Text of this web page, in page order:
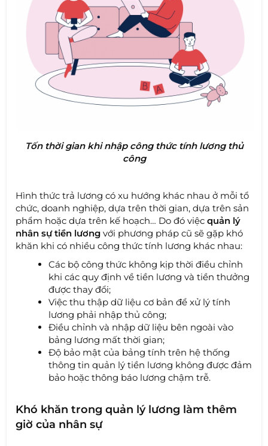
Tốn thời gian khi nhập công thức tính lương thủ
công
Hình thức trả lương có xu hướng khác nhau ở mỗi tổ
chức, doanh nghiệp, dựa trên thời gian, dựa trên sản
phẩm hoặc dựa trên kế hoạch… Do đó việc quản lý
nhân sự tiền lươngvới phương pháp cũ sẽ gặp khó
khăn khi có nhiều công thức tính lương khác nhau:
Các bộ công thức không kịp thời điều chỉnh
khi các quy định về tiền lương và tiền thưởng
được thay đổi;
Việc thu thập dữ liệu cơ bản để xử lý tính
lương phải nhập thủ công;
Điều chỉnh và nhập dữ liệu bên ngoài vào
bảng lương mất thời gian;
Độ bảo mật của bảng tính trên hệ thống
thông tin quản lý tiền lương không được đảm
bảo hoặc thông báo lương chậm trễ.
Khó khăn trong quản lý lương làm thêm
giờ của nhân sự